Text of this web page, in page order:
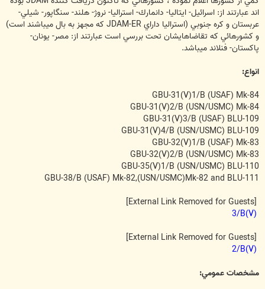
اند عبارتند از: اسرائيل- ايتاليا- دانمارك- استراليا- نروژ- هلند- سنگاپور- شيلي-
عربستان و كره جنوبي (استراليا داراي JDAM-ER كه مجهز به بال ميباشند است)
و كشورهائي كه تقاضاهايشان تحت بررسي است عبارتند از: مصر- يونان-
پاكستان- فنلاند ميباشد.
انواع:
GBU-31(V)1/B (USAF) Mk-84
GBU-31(V)2/B (USN/USMC) Mk-84
GBU-31(V)3/B (USAF) BLU-109
GBU-31(V)4/B (USN/USMC) BLU-109
GBU-32(V)1/B (USAF) Mk-83
GBU-32(V)2/B (USN/USMC) Mk-83
GBU-35(V)1/B (USN/USMC) BLU-110
GBU-38/B (USAF) Mk-82,(USN/USMC)Mk-82 and BLU-111
[External Link Removed for Guests]
(V)3/B
[External Link Removed for Guests]
(V)2/B
مشخصات عمومي: